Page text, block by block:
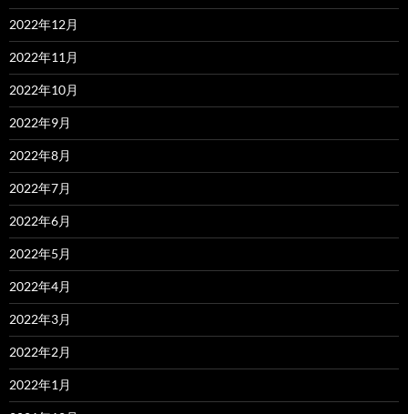
2022年12月
2022年11月
2022年10月
2022年9月
2022年8月
2022年7月
2022年6月
2022年5月
2022年4月
2022年3月
2022年2月
2022年1月